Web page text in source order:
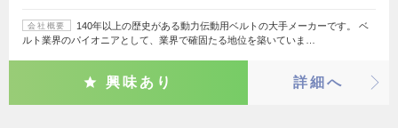
会社概要
140年以上の歴史がある動力伝動用ベルトの大手メーカーです。 ベ
ルト業界のパイオニアとして、業界で確固たる地位を築いていま…
興味あり 詳細へ